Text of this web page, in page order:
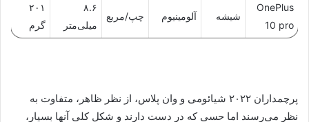
OnePlus
10 pro
شیشه آلومینیوم چپ/مربع
۸.۶
میلی‌متر
۲۰۱
گرم
پرچمداران ۲۰۲۲ شیائومی و وان پلاس، از نظر ظاهر، متفاوت به
نظر می‌رسند اما حسی که در دست دارند و شکل کلی آنها بسیار،